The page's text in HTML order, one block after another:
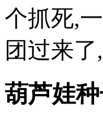
个抓死,
团过来
葫芦娃